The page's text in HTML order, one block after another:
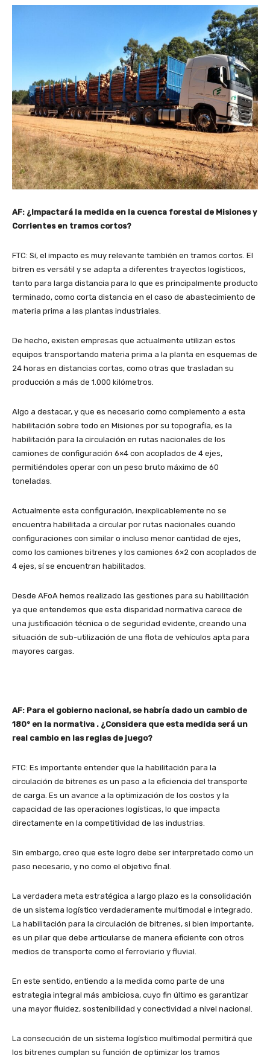
AF: ¿Impactará la medida en la cuenca forestal de Misiones y
Corrientes en tramos cortos?
FTC: Sí, el impacto es muy relevante también en tramos cortos. El
bitren es versátil y se adapta a diferentes trayectos logísticos,
tanto para larga distancia para lo que es principalmente producto
terminado, como corta distancia en el caso de abastecimiento de
materia prima a las plantas industriales.
De hecho, existen empresas que actualmente utilizan estos
equipos transportando materia prima a la planta en esquemas de
24 horas en distancias cortas, como otras que trasladan su
producción a más de 1.000 kilómetros.
Algo a destacar, y que es necesario como complemento a esta
habilitación sobre todo en Misiones por su topografía, es la
habilitación para la circulación en rutas nacionales de los
camiones de configuración 6×4 con acoplados de 4 ejes,
permitiéndoles operar con un peso bruto máximo de 60
toneladas.
Actualmente esta configuración, inexplicablemente no se
encuentra habilitada a circular por rutas nacionales cuando
configuraciones con similar o incluso menor cantidad de ejes,
como los camiones bitrenes y los camiones 6×2 con acoplados de
4 ejes, sí se encuentran habilitados.
Desde AFoA hemos realizado las gestiones para su habilitación
ya que entendemos que esta disparidad normativa carece de
una justificación técnica o de seguridad evidente, creando una
situación de sub-utilización de una flota de vehículos apta para
mayores cargas.
AF: Para el gobierno nacional, se habría dado un cambio de
180° en la normativa . ¿Considera que esta medida será un
real cambio en las reglas de juego?
FTC: Es importante entender que la habilitación para la
circulación de bitrenes es un paso a la eficiencia del transporte
de carga. Es un avance a la optimización de los costos y la
capacidad de las operaciones logísticas, lo que impacta
directamente en la competitividad de las industrias.
Sin embargo, creo que este logro debe ser interpretado como un
paso necesario, y no como el objetivo final.
La verdadera meta estratégica a largo plazo es la consolidación
de un sistema logístico verdaderamente multimodal e integrado.
La habilitación para la circulación de bitrenes, si bien importante,
es un pilar que debe articularse de manera eficiente con otros
medios de transporte como el ferroviario y fluvial.
En este sentido, entiendo a la medida como parte de una
estrategia integral más ambiciosa, cuyo fin último es garantizar
una mayor fluidez, sostenibilidad y conectividad a nivel nacional.
La consecución de un sistema logístico multimodal permitirá que
los bitrenes cumplan su función de optimizar los tramos